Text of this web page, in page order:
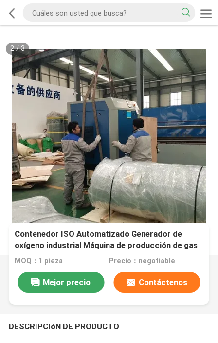
2/3
Contenedor ISO Automatizado Generador de
oxígeno industrial Máquina de producción de gas
de oxígeno
MOQ：1 pieza Precio：negotiable
Mejor precio Contáctenos
DESCRIPCIóN DE PRODUCTO